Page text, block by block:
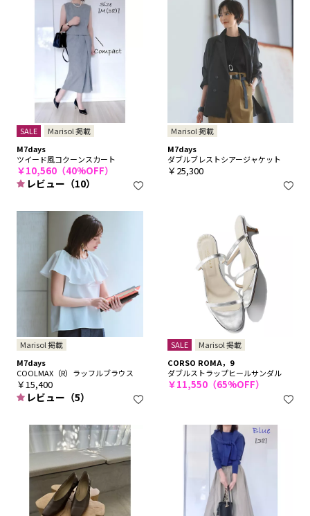
SALE
Marisol 掲載
M7days
ツイード風コクーンスカート
￥10,560（40%OFF）
レビュー（10）
Marisol 掲載
M7days
ダブルブレストシアージャケット
￥25,300
Marisol 掲載
M7days
COOLMAX（R）ラッフルブラウス
￥15,400
レビュー（5）
SALE
Marisol 掲載
CORSO ROMA，9
ダブルストラップヒールサンダル
￥11,550（65%OFF）